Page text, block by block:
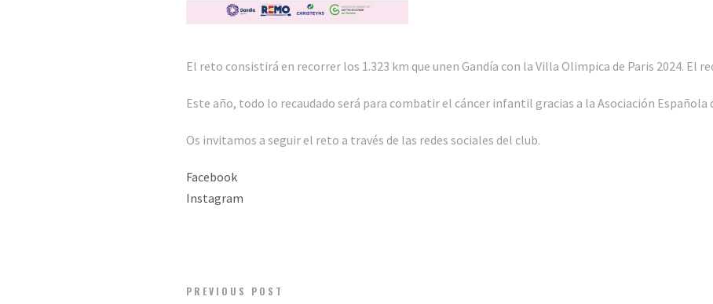
El reto consistirá en recorrer los 1.323 km que unen Gandía con la Villa Olimpica de Paris 2024. El
Este año, todo lo recaudado será para combatir el cáncer infantil gracias a la Asociación Española
Os invitamos a seguir el reto a través de las redes sociales del club.
Facebook
Instagram
PREVIOUS POST